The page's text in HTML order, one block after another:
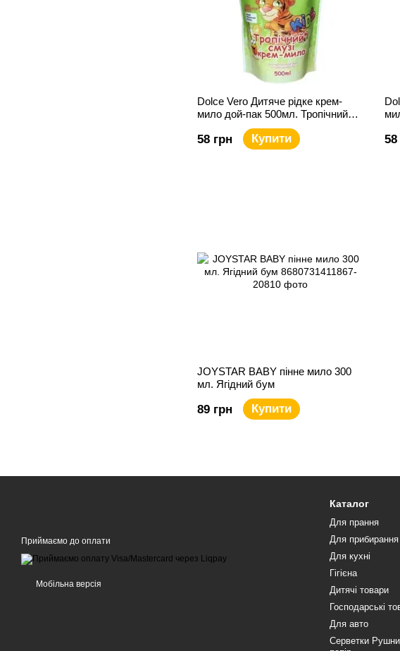
Dolce Vero Дитяче рідке крем-
мило дой-пак 500мл. Тропічний
58 грн Купити 58
JOYSTAR BABY пінне мило 300
мл. Ягідний бум
89 грн Купити
Приймаємо до оплати
Мобільна версія
Каталог
Для прання
Для прибирання
Для кухні
Гігієна
Дитячі товари
Господарські
Для авто
Серветки